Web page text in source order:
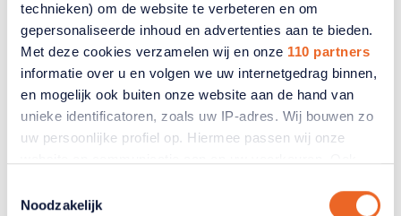
technieken) om de website te verbeteren en om
gepersonaliseerde inhoud en advertenties aan te bieden.
Met deze cookies verzamelen wij en onze 110 partners
informatie over u en volgen we uw internetgedrag binnen,
en mogelijk ook buiten onze website aan de hand van
unieke identificatoren, zoals uw IP-adres. Wij bouwen zo
uw persoonlijke profiel op. Hiermee passen wij onze
van uw recente internetgedrag. Ook delen we mogelijk
Noodzakelijk
Hulpmiddelen en specifieke
zorg
Zijn medische hulpmiddelen
opgenomen in het basispakket?
revalidatie worden vergoed. Eenvoudige